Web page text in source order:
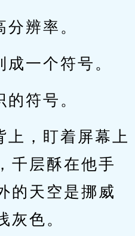
辨率。
一个符号。
符号。
上，盯着屏幕上
千层酥在他手
的天空是挪威
灰色。